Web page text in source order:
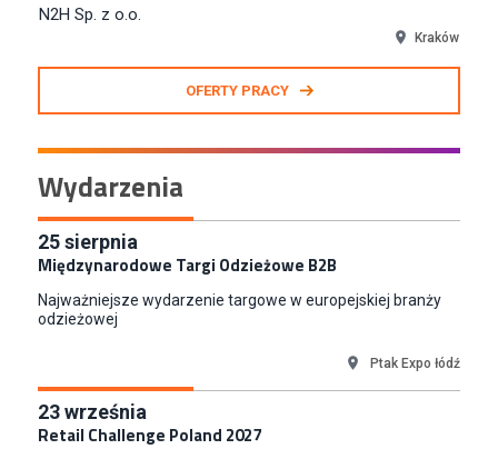
N2H Sp. z o.o.
Kraków
Zastępca Kierownika Salonu CH Riviera (m/k)
Specjalista/tka ds. Utrzymania Ruchu
W.Kruk
Key Account Manager Meble
Empik
Młodszy Specjalista ds. Sprzedaży B2B (K/M/N)
Warszawa
Key Account Manager
Puccini
OFERTY PRACY
Wydarzenia
25sierpnia
Międzynarodowe Targi Odzieżowe B2B
Najważniejsze wydarzenie targowe w europejskiej branży
odzieżowej
Ptak Expo łódź
23września
Retail Challenge Poland 2027